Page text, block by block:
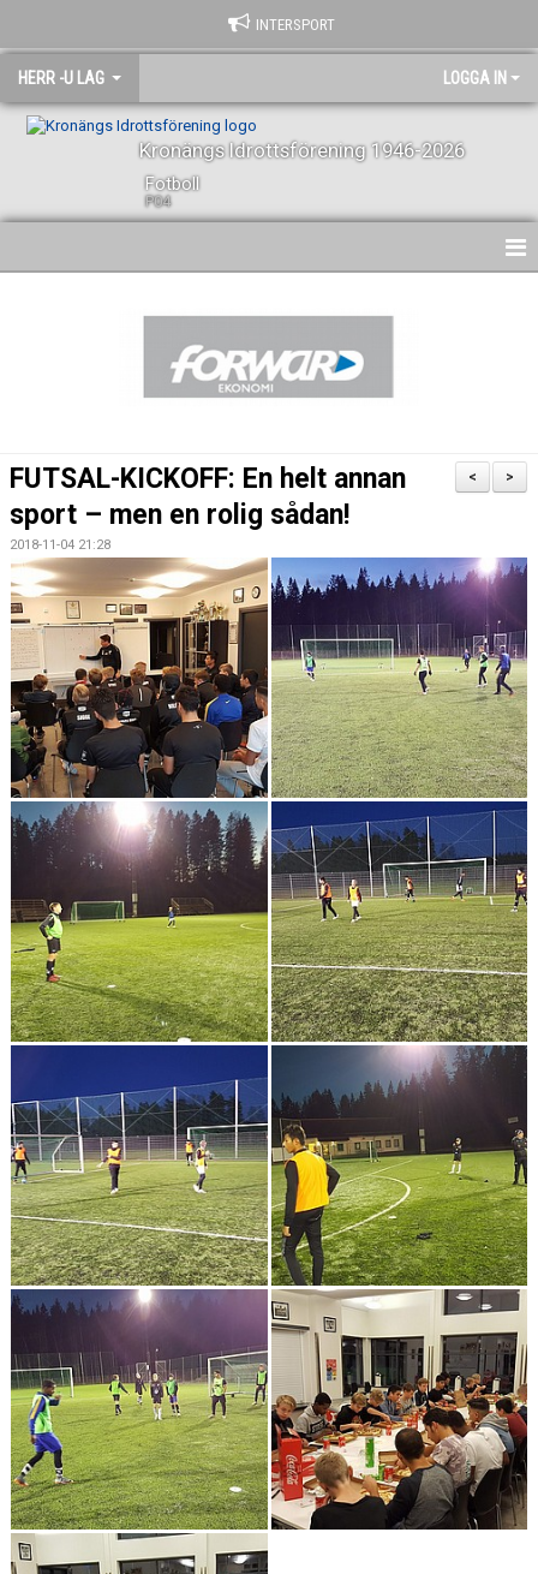
INTERSPORT
HERR -U LAG LOGGA IN
Kronängs Idrottsförening 1946-2026
Fotboll
P04
BILDGALLERI
DOKUMENT
KONTAKT
MATCHER
>
<
FUTSAL-KICKOFF: En helt annan
sport – men en rolig sådan!
2018-11-04 21:28